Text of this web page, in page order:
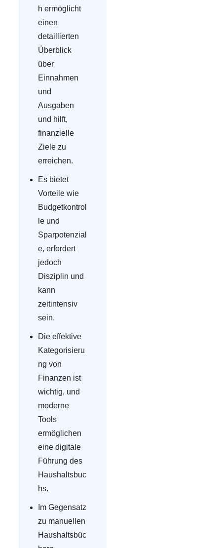
h ermöglicht
einen
detaillierten
Überblick
über
Einnahmen
und
Ausgaben
und hilft,
finanzielle
Ziele zu
erreichen.
Es bietet
Vorteile wie
Budgetkontrol
le und
Sparpotenzial
e, erfordert
jedoch
Disziplin und
kann
zeitintensiv
sein.
Die effektive
Kategorisieru
ng von
Finanzen ist
wichtig, und
moderne
Tools
ermöglichen
eine digitale
Führung des
Haushaltsbuc
hs.
Im Gegensatz
zu manuellen
Haushaltsbüc